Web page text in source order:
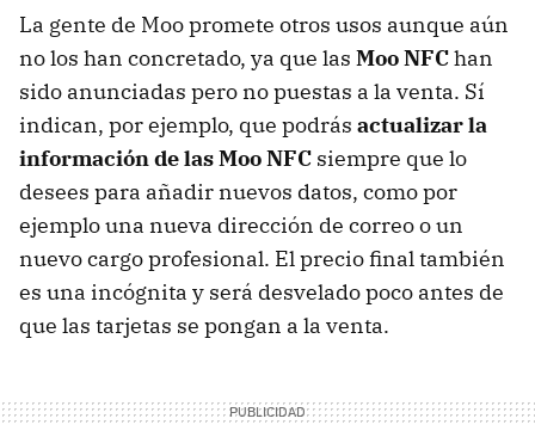
La gente de Moo promete otros usos aunque aún
no los han concretado, ya que las MooNFChan
sido anunciadas pero no puestas a la venta. Sí
indican, por ejemplo, que podrás actualizar la
información de las MooNFC siempre que lo
desees para añadir nuevos datos, como por
ejemplo una nueva dirección de correo o un
nuevo cargo profesional. El precio final también
es una incógnita y será desvelado poco antes de
que las tarjetas se pongan a la venta.